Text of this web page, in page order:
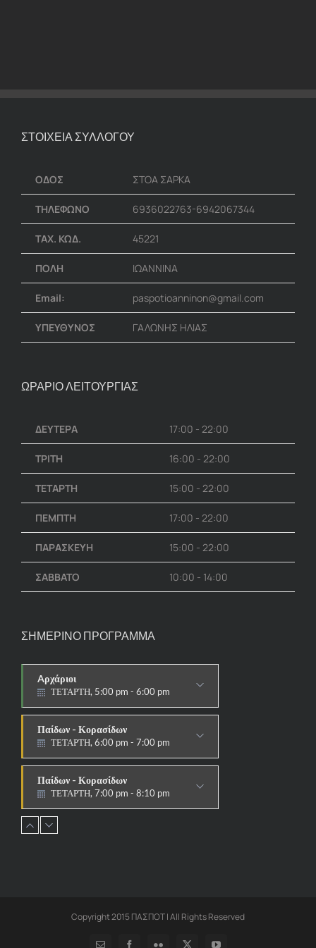
ΣΤΟΙΧΕΙΑ ΣΥΛΛΟΓΟΥ
ΟΔΟΣ ΣΤΟΑ ΣΑΡΚΑ
ΤΗΛΕΦΩΝΟ 6936022763-6942067344
ΤΑΧ. ΚΩΔ. 45221
ΠΟΛΗ ΙΩΑΝΝΙΝΑ
Email: paspotioanninon@gmail.com
ΥΠΕΥΘΥΝΟΣ ΓΑΛΩΝΗΣ ΗΛΙΑΣ
ΩΡΑΡΙΟ ΛΕΙΤΟΥΡΓΙΑΣ
ΔΕΥΤΕΡΑ 17:00 - 22:00
ΤΡΙΤΗ 16:00 - 22:00
ΤΕΤΑΡΤΗ 15:00 - 22:00
ΠΕΜΠΤΗ 17:00 - 22:00
ΠΑΡΑΣΚΕΥΗ 15:00 - 22:00
ΣΑΒΒΑΤΟ 10:00 - 14:00
ΣΗΜΕΡΙΝΟ ΠΡΟΓΡΑΜΜΑ
Aρχάριοι
ΤΕΤΑΡΤΗ, 5:00 pm - 6:00 pm
Παίδων - Κορασίδων
ΤΕΤΑΡΤΗ, 6:00 pm - 7:00 pm
Παίδων - Κορασίδων
ΤΕΤΑΡΤΗ, 7:00 pm - 8:10 pm
Εφήβων - Νεανίδων
ΑΓΩΝΙΣΤΙΚΟCopyright 2015 ΠΑΣΠΟΤ | All Rights Reserved